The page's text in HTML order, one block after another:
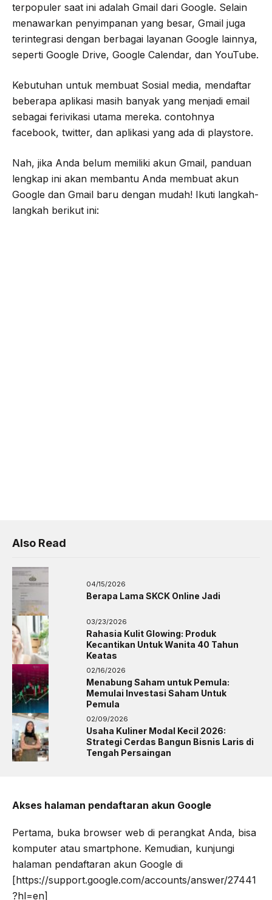
terpopuler saat ini adalah Gmail dari Google. Selain
menawarkan penyimpanan yang besar, Gmail juga
terintegrasi dengan berbagai layanan Google lainnya,
seperti Google Drive, Google Calendar, dan YouTube.
Kebutuhan untuk membuat Sosial media, mendaftar
beberapa aplikasi masih banyak yang menjadi email
sebagai ferivikasi utama mereka. contohnya
facebook, twitter, dan aplikasi yang ada di playstore.
Nah, jika Anda belum memiliki akun Gmail, panduan
lengkap ini akan membantu Anda membuat akun
Google dan Gmail baru dengan mudah! Ikuti langkah-
langkah berikut ini:
Also Read
04/15/2026
Berapa Lama SKCK Online Jadi
03/23/2026
Rahasia Kulit Glowing: Produk
Kecantikan Untuk Wanita 40 Tahun
Keatas
02/16/2026
Menabung Saham untuk Pemula:
Memulai Investasi Saham Untuk
Pemula
02/09/2026
Usaha Kuliner Modal Kecil 2026:
Strategi Cerdas Bangun Bisnis Laris di
Tengah Persaingan
Akses halaman pendaftaran akun Google
Pertama, buka browser web di perangkat Anda, bisa
komputer atau smartphone. Kemudian, kunjungi
halaman pendaftaran akun Google di
[https://support.google.com/accounts/answer/27441
?hl=en]